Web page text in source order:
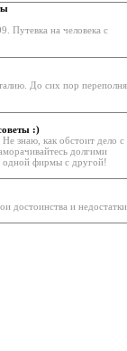
Путевка на человека с
До сих пор
:)
знаю, как обстоит дело с
долгими
одной фирмы с другой!
достоинства и недостатки.